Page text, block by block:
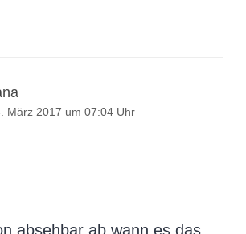
März 2017 um 07:04 Uhr
absehbar ab wann es das